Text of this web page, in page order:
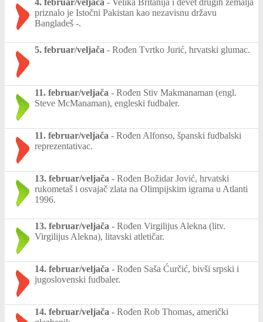
4. februar/veljača - Velika Britanija i devet drugih zemalja
priznalo je Istočni Pakistan kao nezavisnu državu
Bangladeš -.
5. februar/veljača - Rođen Tvrtko Jurić, hrvatski glumac.
11. februar/veljača - Rođen Stiv Makmanaman (engl.
Steve McManaman), engleski fudbaler.
11. februar/veljača - Rođen Alfonso, španski fudbalski
reprezentativac.
13. februar/veljača - Rođen Božidar Jović, hrvatski
rukometaš i osvajač zlata na Olimpijskim igrama u Atlanti
1996.
13. februar/veljača - Rođen Virgilijus Alekna (litv.
Virgilijus Alekna), litavski atletičar.
14. februar/veljača - Rođen Saša Ćurčić, bivši srpski i
jugoslovenski fudbaler.
14. februar/veljača - Rođen Rob Thomas, američki